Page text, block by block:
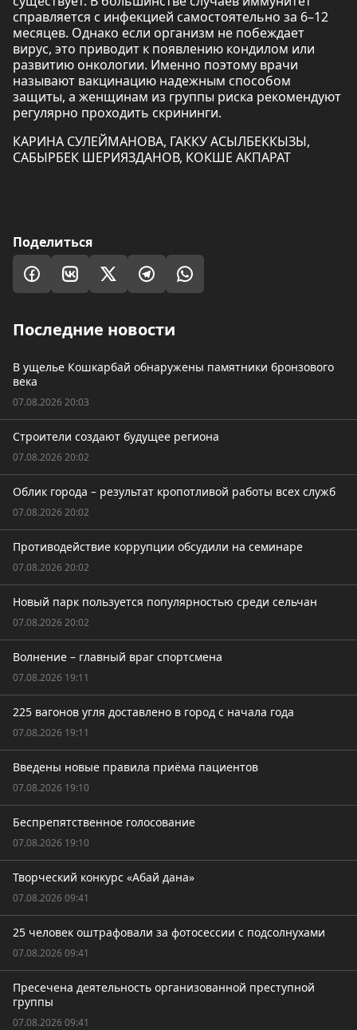
справляется с инфекцией самостоятельно за 6–12
месяцев. Однако если организм не побеждает
вирус, это приводит к появлению кондилом или
развитию онкологии. Именно поэтому врачи
называют вакцинацию надежным способом
защиты, а женщинам из группы риска рекомендуют
регулярно проходить скрининги.
КАРИНА СУЛЕЙМАНОВА, ГАККУ АСЫЛБЕККЫЗЫ,
САБЫРБЕК ШЕРИЯЗДАНОВ, КОКШЕ АКПАРАТ
Поделиться
Последние новости
В ущелье Кошкарбай обнаружены памятники бронзового
века
07.08.2026 20:03
Строители создают будущее региона
07.08.2026 20:02
Облик города – результат кропотливой работы всех служб
07.08.2026 20:02
Противодействие коррупции обсудили на семинаре
07.08.2026 20:02
Новый парк пользуется популярностью среди сельчан
07.08.2026 20:02
Волнение – главный враг спортсмена
07.08.2026 19:11
225 вагонов угля доставлено в город с начала года
07.08.2026 19:11
Введены новые правила приёма пациентов
07.08.2026 19:10
Беспрепятственное голосование
07.08.2026 19:10
Творческий конкурс «Абай дана»
07.08.2026 09:41
25 человек оштрафовали за фотосессии с подсолнухами
07.08.2026 09:41
Пресечена деятельность организованной преступной
группы
07.08.2026 09:41